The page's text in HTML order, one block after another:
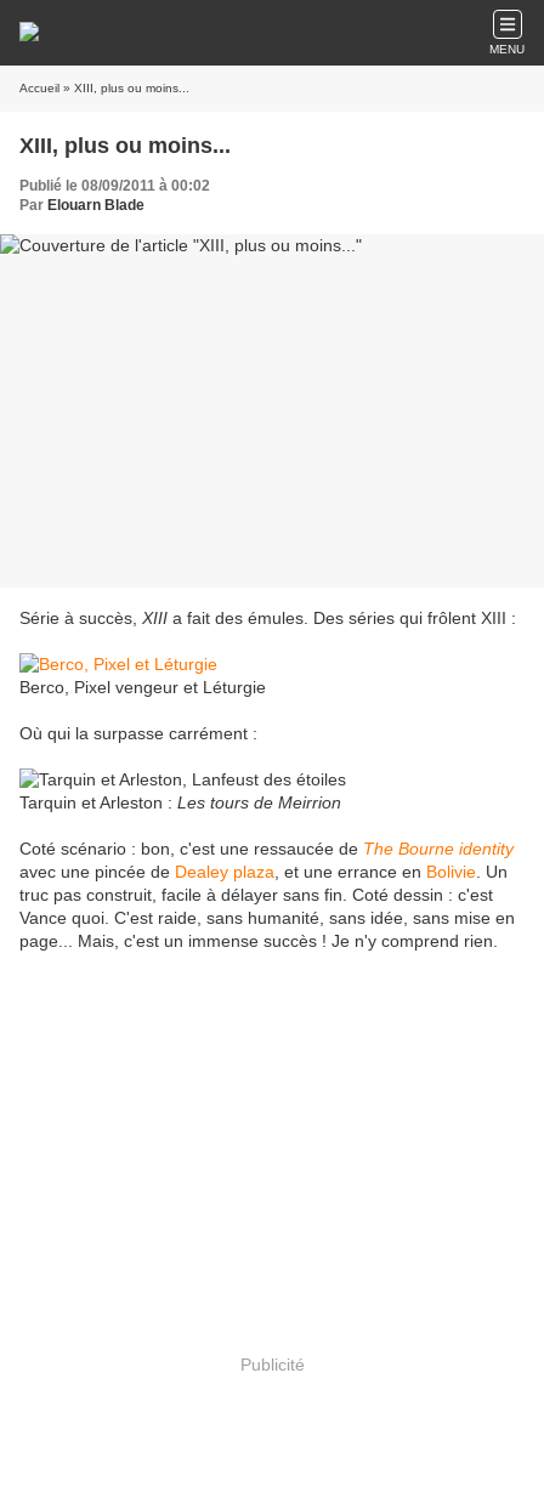
MENU
Accueil » XIII, plus ou moins...
XIII, plus ou moins...
Publié le 08/09/2011 à 00:02
Par Elouarn Blade
Série à succès, XIII a fait des émules. Des séries qui frôlent XIII :
Berco, Pixel vengeur et Léturgie
Où qui la surpasse carrément :
Tarquin et Arleston : Les tours de Meirrion
Coté scénario : bon, c'est une ressaucée de The Bourne identity
avec une pincée de Dealey plaza , et une errance en Bolivie . Un
truc pas construit, facile à délayer sans fin. Coté dessin : c'est
Vance quoi. C'est raide, sans humanité, sans idée, sans mise en
page... Mais, c'est un immense succès ! Je n'y comprend rien.
Publicité